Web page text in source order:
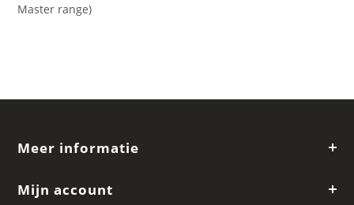
Master range)
Meer informatie
Mijn account